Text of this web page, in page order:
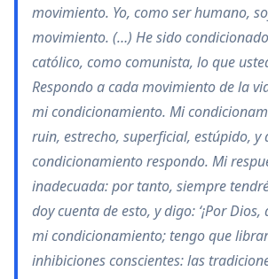
movimiento. Yo, como ser humano,
movimiento. (…) He sido
católico, como comunista, lo que
Respondo a cada movimiento de la
mi condicionamiento. Mi
ruin, estrecho, superficial, estúpido, y
condicionamiento respondo. Mi
inadecuada: por tanto, siempre
doy cuenta de esto, y digo: ‘¡Por
mi condicionamiento; tengo que
inhibiciones conscientes: las